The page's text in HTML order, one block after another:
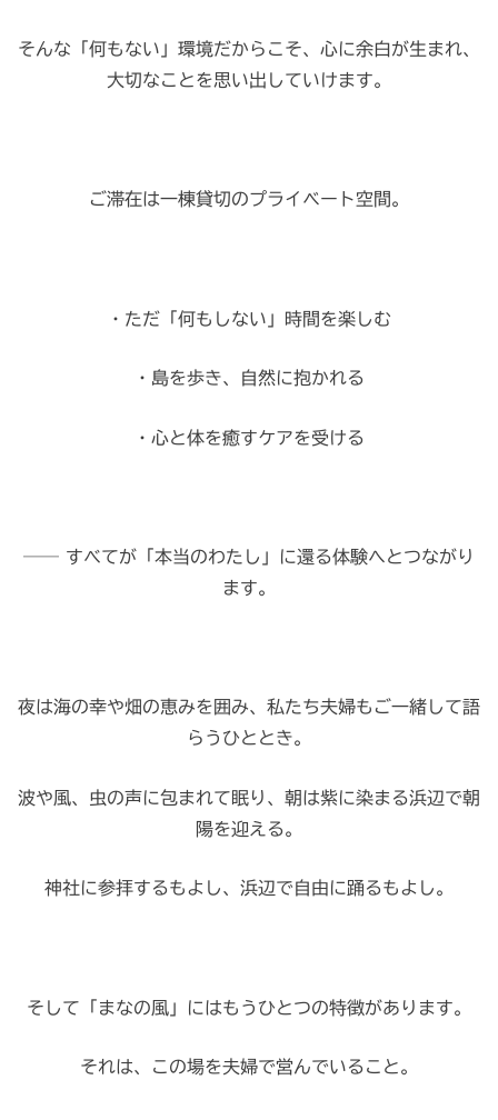
そんな「何もない」環境だからこそ、心に余白が生まれ、
大切なことを思い出していけます。
ご滞在は一棟貸切のプライベート空間。
・ただ「何もしない」時間を楽しむ
・島を歩き、自然に抱かれる
・心と体を癒すケアを受ける
── すべてが「本当のわたし」に還る体験へとつながり
ます。
夜は海の幸や畑の恵みを囲み、私たち夫婦もご一緒して語
らうひととき。
波や風、虫の声に包まれて眠り、朝は紫に染まる浜辺で朝
陽を迎える。
神社に参拝するもよし、浜辺で自由に踊るもよし。
そして「まなの風」にはもうひとつの特徴があります。
それは、この場を夫婦で営んでいること。